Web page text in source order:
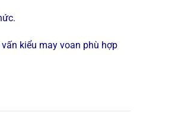
kiểu may voan phù hợp